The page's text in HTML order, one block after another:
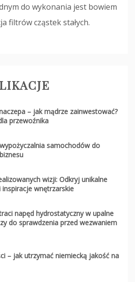
do wykonania jest bowiem
filtrów cząstek stałych.
– jak mądrze zainwestować?
przewoźnika
samochodów do
wizji: Odkryj unikalne
inspiracje wnętrzarskie
napęd hydrostatyczny w upalne
do sprawdzenia przed wezwaniem
– jak utrzymać niemiecką jakość na